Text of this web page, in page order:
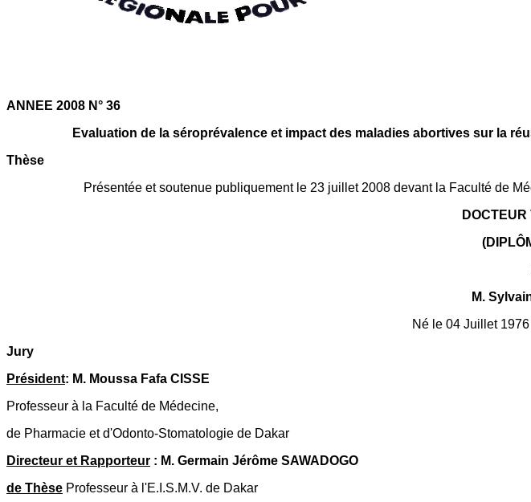
ANNEE 2008 N° 36
Evaluation de la séroprévalence et impact des maladies abortives sur la
Thèse
Présentée et soutenue publiquementle 23 juillet 2008 devant la Faculté de
M.
Né le 04 Juillet
Jury
Président: M. Moussa Fafa CISSE
Professeur à la Faculté de Médecine,
de Pharmacie et d'Odonto-Stomatologie de Dakar
Directeur et Rapporteur : M. Germain Jérôme SAWADOGO
de Thèse Professeur à l'E.I.S.M.V. de Dakar